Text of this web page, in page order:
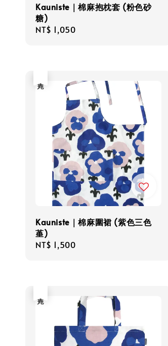
Kauniste｜棉麻抱枕套 (粉色砂
糖)
Regular
NT$ 1,050
Kauniste｜棉麻圍裙 (紫色三色
堇)
Regular
NT$ 1,500